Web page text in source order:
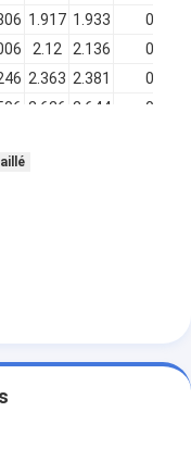
1.917 1.933
0.110
2.12 2.136
0.113
2.363 2.381
0.116
2.626 2.644
0.119